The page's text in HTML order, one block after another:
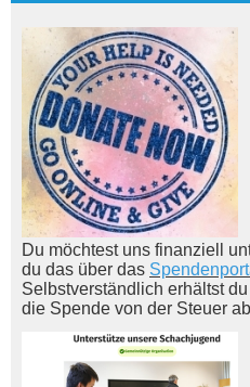
Du möchtest uns finanziell
du das über das
Selbstverständlich erhältst
die Spende von der Steuer